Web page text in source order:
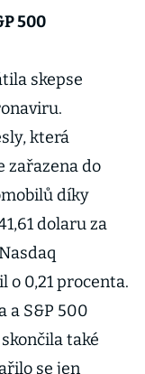
500
skepse
která
zařazena do
díky
dolaru za
o 0,21 procenta.
a S&P 500
také
se jen